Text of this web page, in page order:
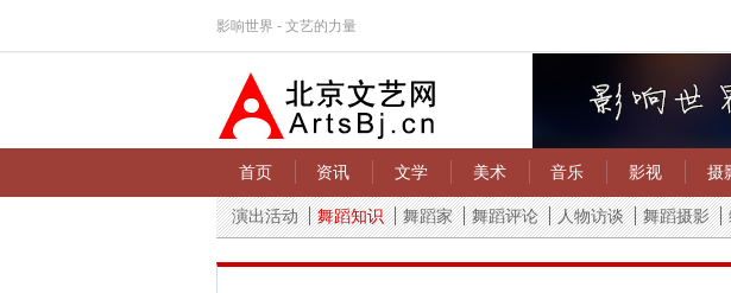
影响世界 - 文艺的力量
首页 资讯 文学 美术 音乐 影视 摄
演出活动
舞蹈知识 舞蹈家 舞蹈评论 人物访谈 舞蹈摄影